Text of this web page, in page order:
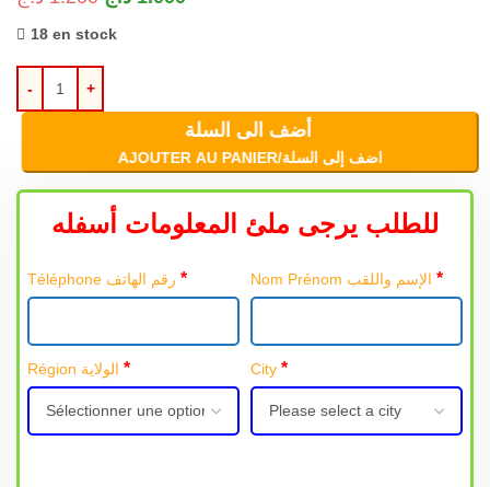
18 en stock
أضف الى السلة
AJOUTER AU PANIER/اضف إلى السلة
للطلب يرجى ملئ المعلومات أسفله
Téléphone رقم الهاتف* *
Région الولاية* City *